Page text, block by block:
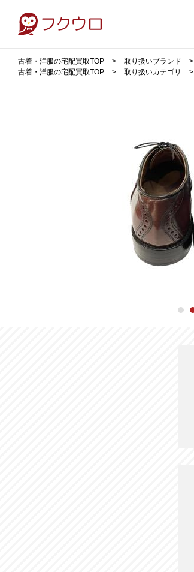
古着・洋服の宅配買取TOP 取り扱いブランド
古着・洋服の宅配買取TOP
取り扱いカテゴリ